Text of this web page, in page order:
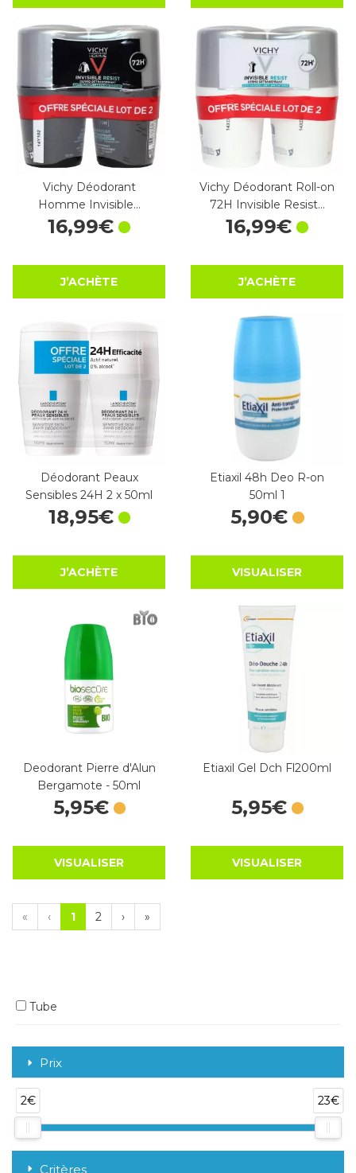
Vichy Déodorant
Homme Invisible…
16,99€
J’ACHÈTE
Vichy Déodorant Roll-on
72H Invisible Resist…
16,99€
J’ACHÈTE
Déodorant Peaux
Sensibles 24H 2 x 50ml
18,95€
J’ACHÈTE
Etiaxil 48h Deo R-on
50ml 1
5,90€
VISUALISER
Deodorant Pierre d'Alun
Bergamote - 50ml
5,95€
VISUALISER
Etiaxil Gel Dch Fl200ml
5,95€
VISUALISER
« ‹ 1 2 › »
Tube
Prix
2€ 23€
Critères